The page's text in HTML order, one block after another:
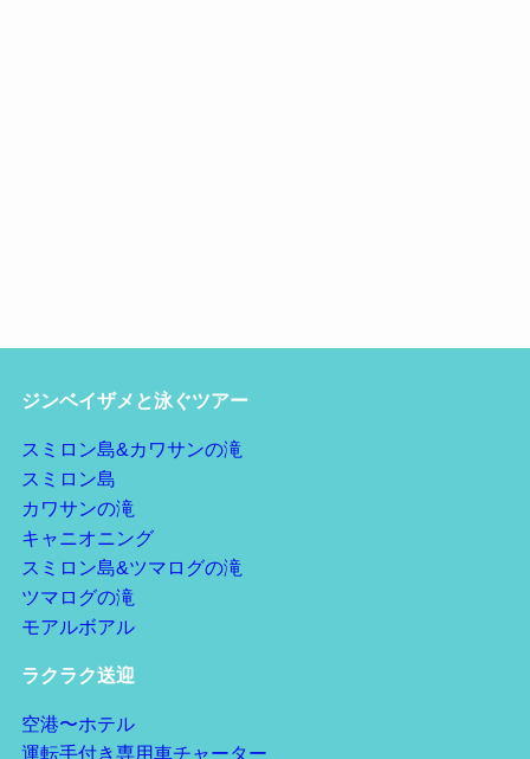
ジンベイザメと泳ぐツアー
スミロン島&カワサンの滝
スミロン島
カワサンの滝
キャニオニング
スミロン島&ツマログの滝
ツマログの滝
モアルボアル
ラクラク送迎
空港〜ホテル
運転手付き専用車チャーター